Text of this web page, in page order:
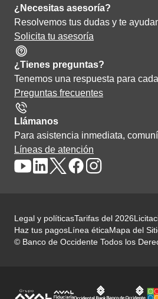
¿Necesitas asesoría?
Resolvemos tus dudas y te
Solicita tu asesoría
¿Tienes preguntas?
Tenemos una respuesta para
Preguntas frecuentes
Llámanos
Para asistencia inmediata,
Líneas de atención
Legal y políticasTarifas del 2026
Haz tus pagosLínea éticaMapa del
© Banco de Occidente Todos los